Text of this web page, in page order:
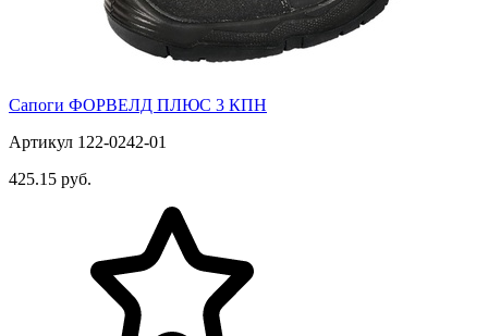
Сапоги ФОРВЕЛД ПЛЮС 3 КПН
Артикул 122-0242-01
425.15 руб.